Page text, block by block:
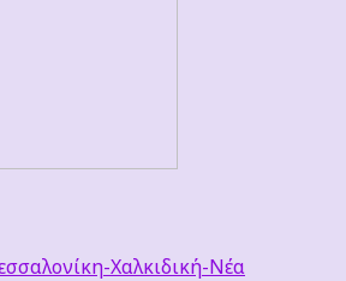
Χαλκιδική-Νέα